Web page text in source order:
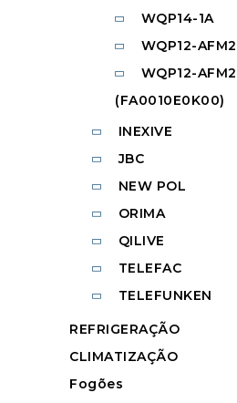
WQP14-1A
WQP12-AFM2
WQP12-AFM2
(FA0010E0K00)
INEXIVE
JBC
NEW POL
ORIMA
QILIVE
TELEFAC
TELEFUNKEN
REFRIGERAÇÃO
CLIMATIZAÇÃO
Fogões